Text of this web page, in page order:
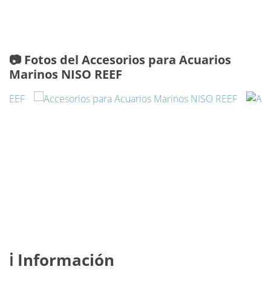
📷 Fotos del Accesorios para Acuarios
Marinos NISO REEF
ℹ️ Información